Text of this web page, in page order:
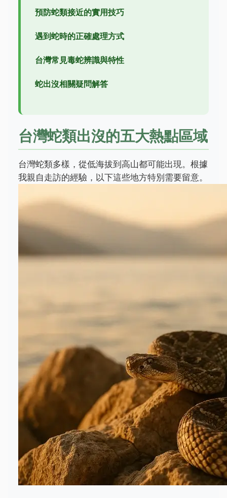
預防蛇類接近的實用技巧
遇到蛇時的正確處理方式
台灣常見毒蛇辨識與特性
蛇出沒相關疑問解答
台灣蛇類出沒的五大熱點區域
台灣蛇類多樣，從低海拔到高山都可能出現。根據
我親自走訪的經驗，以下這些地方特別需要留意。